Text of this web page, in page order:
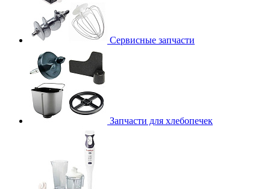
Сервисные запчасти
Запчасти для хлебопечек